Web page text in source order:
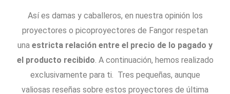
Así es damas y caballeros, en nuestra opinión los
proyectores o picoproyectores de Fangor respetan
una estricta relación entre el precio de lo pagado y
el producto recibido. A continuación, hemos realizado
exclusivamente para ti. Tres pequeñas, aunque
valiosas reseñas sobre estos proyectores de última